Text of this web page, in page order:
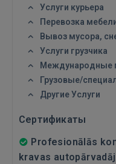

Ещё не
Услуги курьера
Перевозка
Вывоз мусора,
Услуги грузчика
Международные
Грузовые/
Другие Услуги
Сертификаты
Profesionālās
kravas